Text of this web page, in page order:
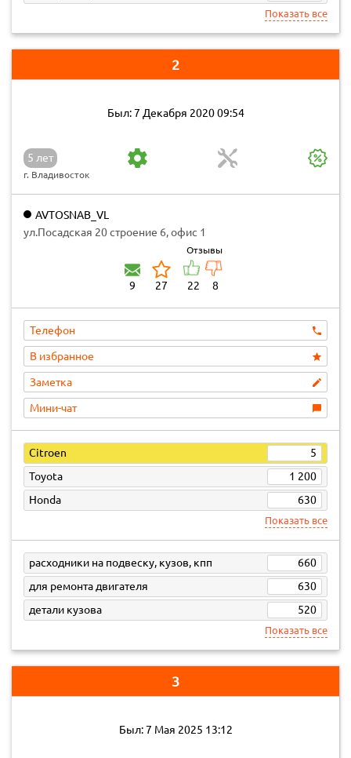
Показать все
2
Был: 7 Декабря 2020 09:54
5 лет
г. Владивосток
AVTOSNAB_VL
ул.Посадская 20 строение 6, офис 1
9 27
Отзывы
22 8
Телефон
В избранное
Заметка
Мини-чат
Citroen
5
Toyota
1 200
Honda
630
Показать все
расходники на подвеску, кузов, кпп
660
для ремонта двигателя
630
детали кузова
520
Показать все
3
Был: 7 Мая 2025 13:12